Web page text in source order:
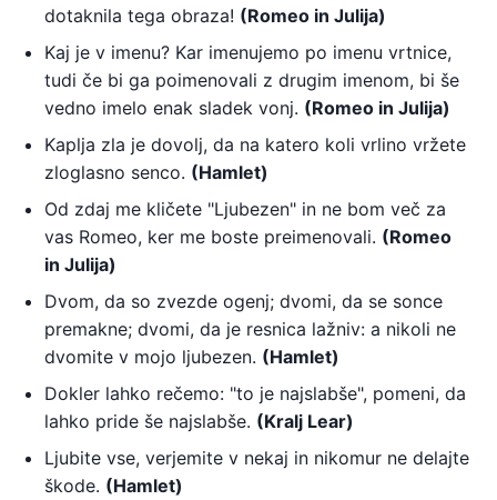
dotaknila tega obraza! (Romeo in Julija)
Kaj je v imenu? Kar imenujemo po imenu vrtnice,
tudi če bi ga poimenovali z drugim imenom, bi še
vedno imelo enak sladek vonj. (Romeo in Julija)
Kaplja zla je dovolj, da na katero koli vrlino vržete
zloglasno senco. (Hamlet)
Od zdaj me kličete "Ljubezen" in ne bom več za
vas Romeo, ker me boste preimenovali. (Romeo
in Julija)
Dvom, da so zvezde ogenj; dvomi, da se sonce
premakne; dvomi, da je resnica lažniv: a nikoli ne
dvomite v mojo ljubezen. (Hamlet)
Dokler lahko rečemo: "to je najslabše", pomeni, da
lahko pride še najslabše. (Kralj Lear)
Ljubite vse, verjemite v nekaj in nikomur ne delajte
škode. (Hamlet)